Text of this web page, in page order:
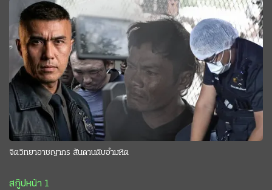
จิตวิทยาอาชญากร สันดานดิบอำมหิต
สกู๊ปหน้า 1